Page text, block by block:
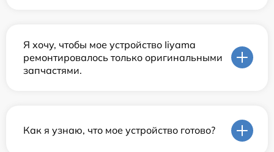
Я хочу, чтобы мое устройство Iiyama
ремонтировалось только оригинальными
запчастями.
Как я узнаю, что мое устройство готово?